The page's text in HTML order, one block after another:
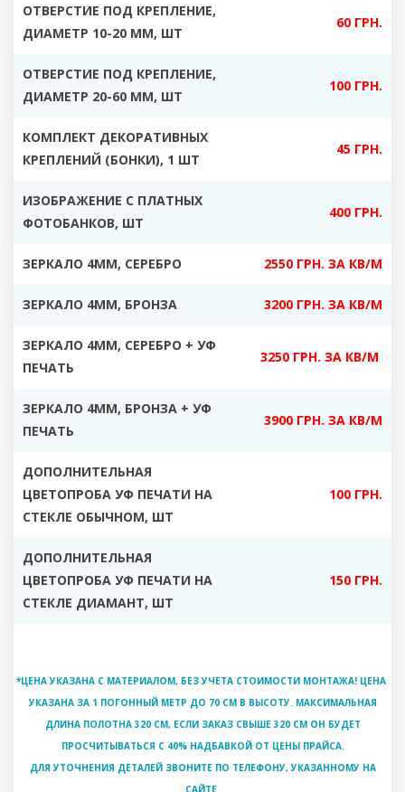
ОТВЕРСТИЕ ПОД КРЕПЛЕНИЕ,
ДИАМЕТР 10-20 ММ, ШТ
60 ГРН.
ОТВЕРСТИЕ ПОД КРЕПЛЕНИЕ,
ДИАМЕТР 20-60 ММ, ШТ
100 ГРН.
КОМПЛЕКТ ДЕКОРАТИВНЫХ
КРЕПЛЕНИЙ (БОНКИ), 1 ШТ
45 ГРН.
ИЗОБРАЖЕНИЕ С ПЛАТНЫХ
ФОТОБАНКОВ, ШТ
400 ГРН.
ЗЕРКАЛО 4ММ, СЕРЕБРО 2550 ГРН. ЗА КВ/М
ЗЕРКАЛО 4ММ, БРОНЗА 3200 ГРН. ЗА КВ/М
ЗЕРКАЛО 4ММ, СЕРЕБРО + УФ
ПЕЧАТЬ
3250 ГРН. ЗА КВ/М
ЗЕРКАЛО 4ММ, БРОНЗА + УФ
ПЕЧАТЬ
3900 ГРН. ЗА КВ/М
ДОПОЛНИТЕЛЬНАЯ
ЦВЕТОПРОБА УФ ПЕЧАТИ НА
СТЕКЛЕ ОБЫЧНОМ, ШТ
100 ГРН.
ДОПОЛНИТЕЛЬНАЯ
ЦВЕТОПРОБА УФ ПЕЧАТИ НА
СТЕКЛЕ ДИАМАНТ, ШТ
150 ГРН.
*ЦЕНА УКАЗАНА С МАТЕРИАЛОМ, БЕЗ УЧЕТА СТОИМОСТИ МОНТАЖА! ЦЕНА
УКАЗАНА ЗА 1 ПОГОННЫЙ МЕТР ДО 70 СМ В ВЫСОТУ. МАКСИМАЛЬНАЯ
ДЛИНА ПОЛОТНА 320 СМ, ЕСЛИ ЗАКАЗ СВЫШЕ 320 СМ ОН БУДЕТ
ПРОСЧИТЫВАТЬСЯ С 40% НАДБАВКОЙ ОТ ЦЕНЫ ПРАЙСА.
ДЛЯ УТОЧНЕНИЯ ДЕТАЛЕЙ ЗВОНИТЕ ПО ТЕЛЕФОНУ, УКАЗАННОМУ НА
САЙТЕ.